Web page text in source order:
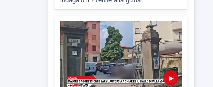
▶
7 AGOSTO 2026 CRONACA
Malore o aggressione? Sarà